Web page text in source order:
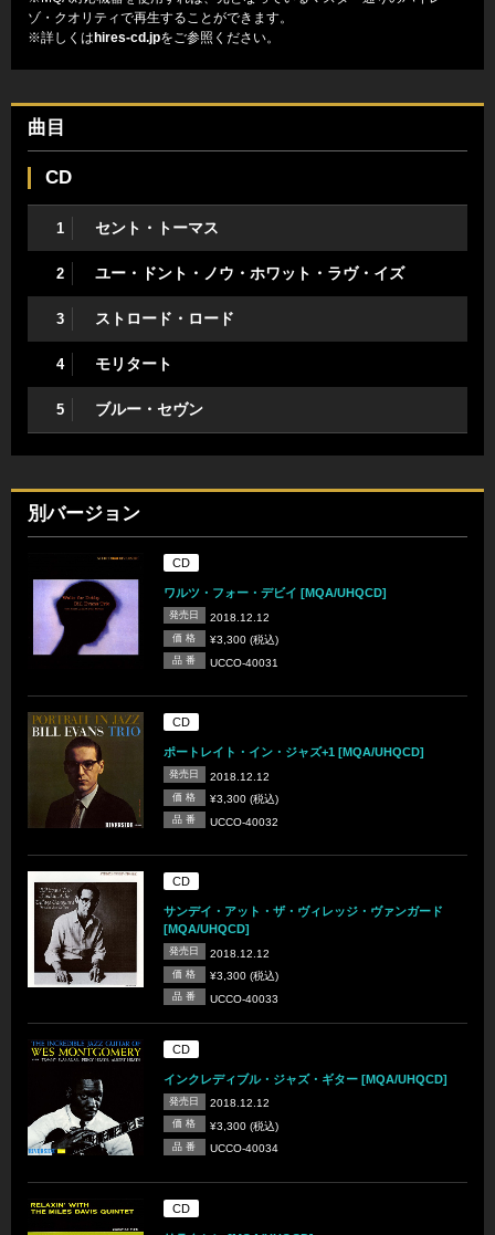
ゾ・クオリティで再生することができます。
※詳しくは hires-cd.jpをご参照ください。
曲目
CD
1 セント・トーマス
2 ユー・ドント・ノウ・ホワット・ラヴ・イズ
3 ストロード・ロード
4 モリタート
5 ブルー・セヴン
別バージョン
CD
ワルツ・フォー・デビイ [MQA/UHQCD]
発売日 2018.12.12
価 格 ¥3,300 (税込)
品 番 UCCO-40031
CD
ポートレイト・イン・ジャズ+1 [MQA/UHQCD]
発売日 2018.12.12
価 格 ¥3,300 (税込)
品 番 UCCO-40032
CD
サンデイ・アット・ザ・ヴィレッジ・ヴァンガード
[MQA/UHQCD]
発売日 2018.12.12
価 格 ¥3,300 (税込)
品 番 UCCO-40033
CD
インクレディブル・ジャズ・ギター [MQA/UHQCD]
発売日 2018.12.12
価 格 ¥3,300 (税込)
品 番 UCCO-40034
CD